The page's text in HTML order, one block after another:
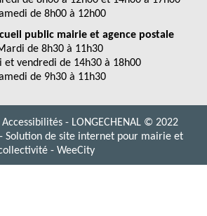
de 8h00 à 12h00
public mairie et agence postale
de 8h30 à 11h30
et vendredi de 14h30 à 18h00
de 9h30 à 11h30
Accessibilités - LONGECHENAL © 2022
- Solution de site internet pour mairie et
- WeeCity